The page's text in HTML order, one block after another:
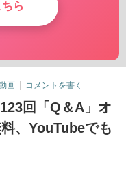
ら
画 コメントを書く
回「Q＆A」オ
、YouTubeでも